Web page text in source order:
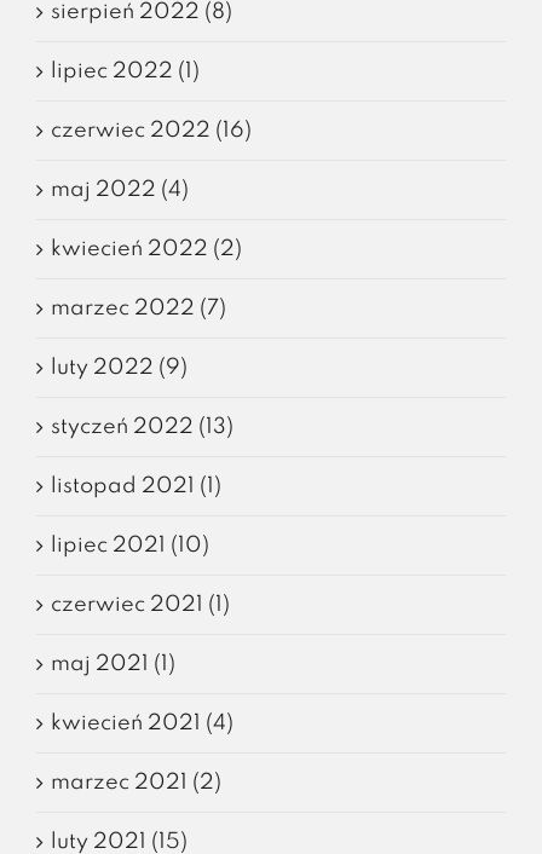
sierpień 2022 (8)
lipiec 2022 (1)
czerwiec 2022 (16)
maj 2022 (4)
kwiecień 2022 (2)
marzec 2022 (7)
luty 2022 (9)
styczeń 2022 (13)
listopad 2021 (1)
lipiec 2021 (10)
czerwiec 2021 (1)
maj 2021 (1)
kwiecień 2021 (4)
marzec 2021 (2)
luty 2021 (15)